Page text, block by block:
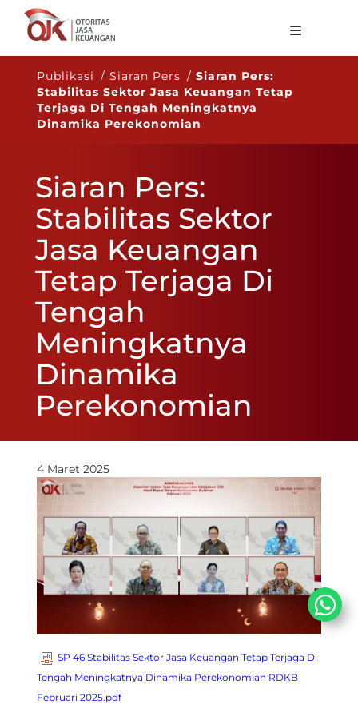
Tentang OJK
Fungsi Utama
Publikasi
Statistik
Layanan
Karir
ID
Publikasi / Siaran Pers /Siaran Pers:
Stabilitas Sektor Jasa Keuangan Tetap
Terjaga Di Tengah Meningkatnya
Dinamika Perekonomian
Siaran Pers:
Stabilitas Sektor
Jasa Keuangan
Tetap Terjaga Di
Tengah
Meningkatnya
Dinamika
Perekonomian
4 Maret 2025
SP 46 Stabilitas Sektor Jasa Keuangan Tetap Terjaga Di
Tengah Meningkatnya Dinamika Perekonomian​ RDKB
Februari 2025.pdf